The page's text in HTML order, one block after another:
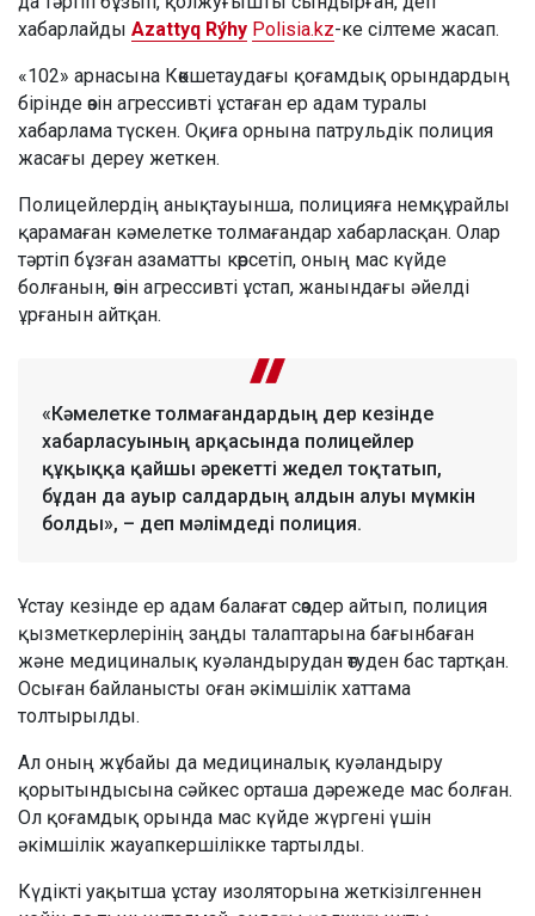
хабарлайды Azattyq Rýhy Polisia.kz-ке сілтеме жасап.
«102» арнасына Көкшетаудағы қоғамдық орындардың
бірінде өзін агрессивті ұстаған ер адам туралы
хабарлама түскен. Оқиға орнына патрульдік полиция
жасағы дереу жеткен.
Полицейлердің анықтауынша, полицияға немқұрайлы
қарамаған кәмелетке толмағандар хабарласқан. Олар
тәртіп бұзған азаматты көрсетіп, оның мас күйде
болғанын, өзін агрессивті ұстап, жанындағы әйелді
ұрғанын айтқан.
«Кәмелетке толмағандардың дер кезінде
хабарласуының арқасында полицейлер
құқыққа қайшы әрекетті жедел тоқтатып,
бұдан да ауыр салдардың алдын алуы мүмкін
болды», – деп мәлімдеді полиция.
Ұстау кезінде ер адам балағат сөздер айтып, полиция
қызметкерлерінің заңды талаптарына бағынбаған
және медициналық куәландырудан өтуден бас тартқан.
Осыған байланысты оған әкімшілік хаттама
толтырылды.
Ал оның жұбайы да медициналық куәландыру
қорытындысына сәйкес орташа дәрежеде мас болған.
Ол қоғамдық орында мас күйде жүргені үшін
әкімшілік жауапкершілікке тартылды.
Күдікті уақытша ұстау изоляторына жеткізілгеннен